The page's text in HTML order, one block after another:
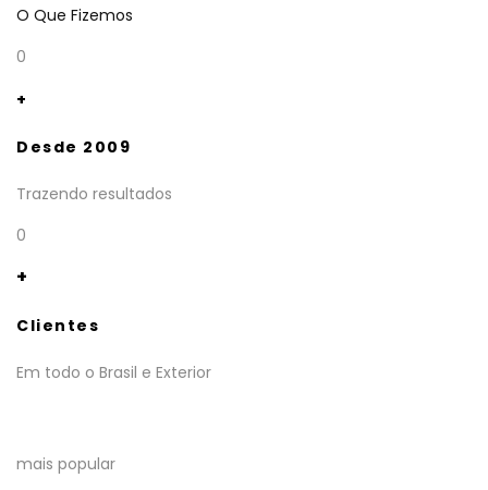
O Que Fizemos
0
+
Desde 2009
Trazendo resultados
0
+
Clientes
Em todo o Brasil e Exterior
mais popular